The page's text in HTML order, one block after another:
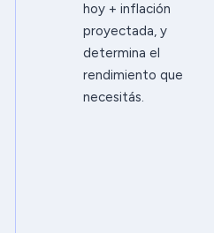
hoy + inflación
proyectada, y
determina el
rendimiento que
necesitás.